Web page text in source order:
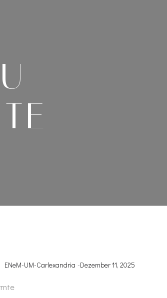
ENeM-UM-Carlexandria -Dezember 11, 2025